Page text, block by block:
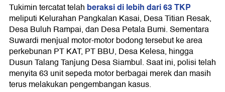
Tukimin tercatat telah beraksi di lebih dari 63 TKP
meliputi Kelurahan Pangkalan Kasai, Desa Titian Resak,
Desa Buluh Rampai, dan Desa Petala Bumi. Sementara
Suwardi menjual motor-motor bodong tersebut ke area
perkebunan PT KAT, PT BBU, Desa Kelesa, hingga
Dusun Talang Tanjung Desa Siambul. Saat ini, polisi telah
menyita 63 unit sepeda motor berbagai merek dan masih
terus melakukan pengembangan kasus.